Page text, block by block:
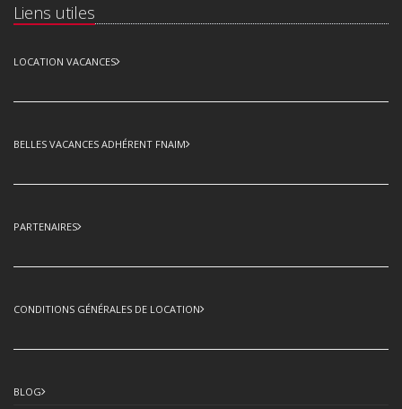
Liens utiles
LOCATION VACANCES
BELLES VACANCES ADHÉRENT FNAIM
PARTENAIRES
CONDITIONS GÉNÉRALES DE LOCATION
BLOG